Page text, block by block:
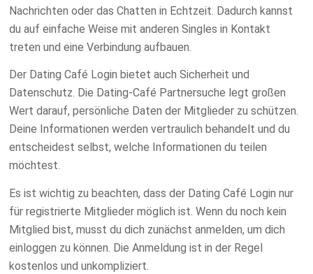
Nachrichten oder das Chatten in Echtzeit. Dadurch kannst
du auf einfache Weise mit anderen Singles in Kontakt
treten und eine Verbindung aufbauen.
Der Dating Café Login bietet auch Sicherheit und
Datenschutz. Die Dating-Café Partnersuche legt großen
Wert darauf, persönliche Daten der Mitglieder zu schützen.
Deine Informationen werden vertraulich behandelt und du
entscheidest selbst, welche Informationen du teilen
möchtest.
Es ist wichtig zu beachten, dass der Dating Café Login nur
für registrierte Mitglieder möglich ist. Wenn du noch kein
Mitglied bist, musst du dich zunächst anmelden, um dich
einloggen zu können. Die Anmeldung ist in der Regel
kostenlos und unkompliziert.